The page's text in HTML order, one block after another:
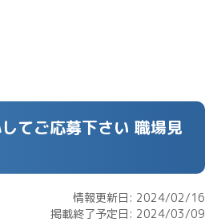
てご応募下さい 職場見
情報更新日: 2024/02/16
掲載終了予定日: 2024/03/09